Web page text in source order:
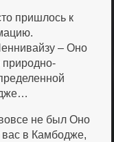
пришлось к
– Оно
природно-
не был Оно
вас в Камбодже,